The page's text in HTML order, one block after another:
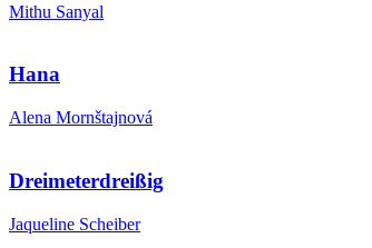
Mithu Sanyal
Hana
Alena Mornštajnová
Dreimeterdreißig
Jaqueline Scheiber